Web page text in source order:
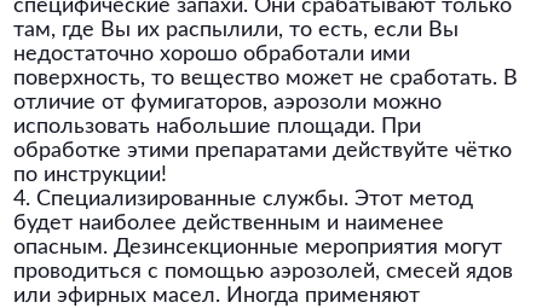
специфические запахи. Они срабатывают только
там, где Вы их распылили, то есть, если Вы
недостаточно хорошо обработали ими
поверхность, то вещество может не сработать. В
отличие от фумигаторов, аэрозоли можно
использовать набольшие площади. При
обработке этими препаратами действуйте чётко
по инструкции!
4. Специализированные службы. Этот метод
будет наиболее действенным и наименее
опасным. Дезинсекционные мероприятия могут
проводиться с помощью аэрозолей, смесей ядов
или эфирных масел. Иногда применяют